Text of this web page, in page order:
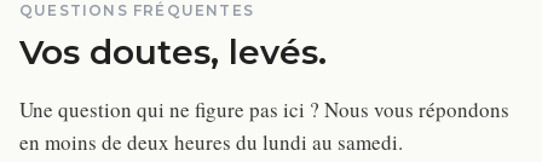
QUESTIONS FRÉQUENTES
Vos doutes, levés.
Une question qui ne figure pas ici ? Nous vous répondons
en moins de deux heures du lundi au samedi.